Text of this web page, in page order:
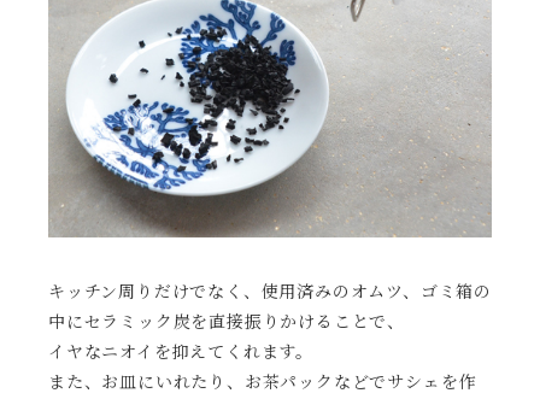
キッチン周りだけでなく、使用済みのオムツ、ゴミ箱の
中にセラミック炭を直接振りかけることで、
イヤなニオイを抑えてくれます。
また、お皿にいれたり、お茶パックなどでサシェを作